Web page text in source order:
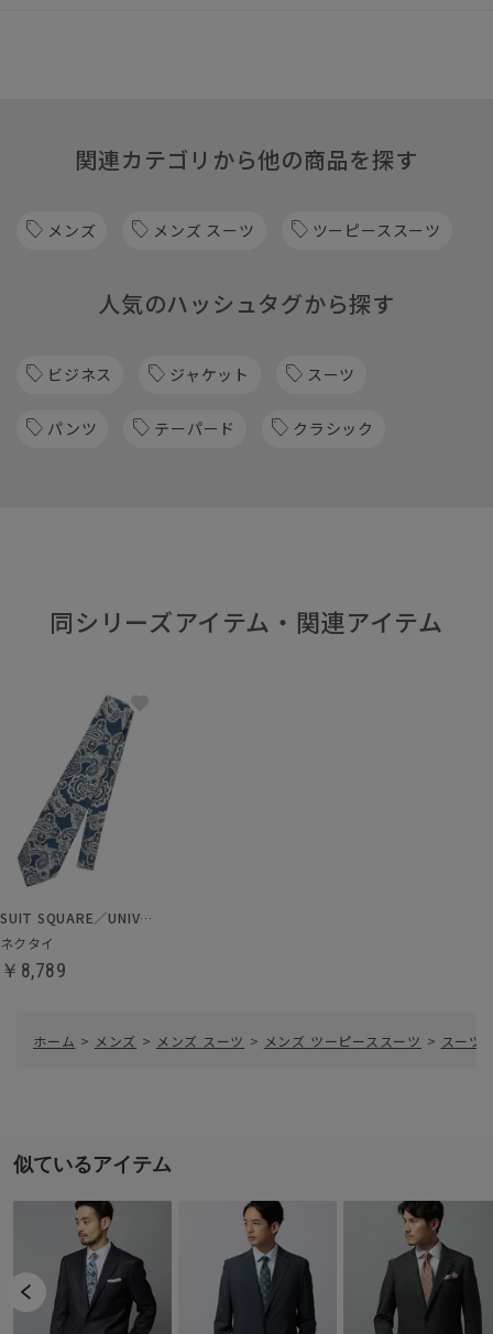
関連カテゴリから他の商品を探す
メンズ メンズ スーツ ツーピーススーツ
人気のハッシュタグから探す
ビジネス ジャケット スーツ
パンツ テーパード クラシック
同シリーズアイテム・関連アイテム
SUIT SQUARE／UNIVERSAL LANGUAGE
ネクタイ
￥8,789
ホーム > メンズ > メンズ スーツ > メンズ ツーピーススーツ > スーツ